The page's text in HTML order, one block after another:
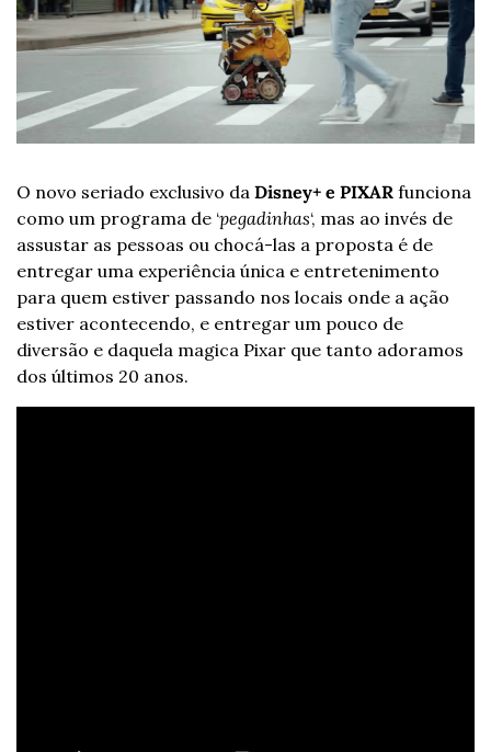
O novo seriado exclusivo da Disney+ e PIXAR funciona
como um programa de ‘pegadinhas‘, mas ao invés de
assustar as pessoas ou chocá-las a proposta é de
entregar uma experiência única e entretenimento
para quem estiver passando nos locais onde a ação
estiver acontecendo, e entregar um pouco de
diversão e daquela magica Pixar que tanto adoramos
dos últimos 20 anos.